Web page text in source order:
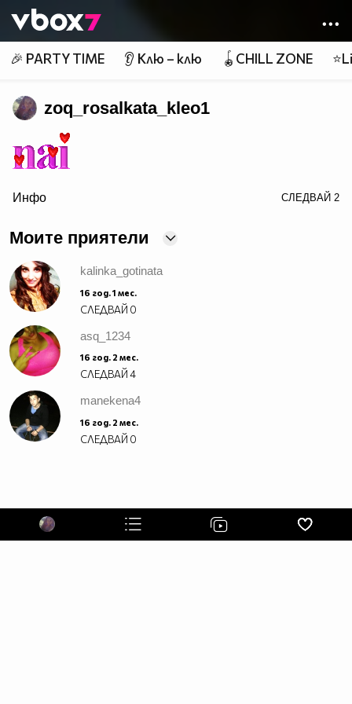
👾
🎉 PARTY TIME 👂 Клю – клю 🪀CHILL ZONE
zoq_rosalkata_kleo1
border=0>
Инфо СЛЕДВАЙ 2
Моите приятели
kalinka_gotinata
16 год. 1 мес.
СЛЕДВАЙ 0
asq_1234
16 год. 2 мес.
СЛЕДВАЙ4
manekena4
16 год. 2 мес.
СЛЕДВАЙ 0